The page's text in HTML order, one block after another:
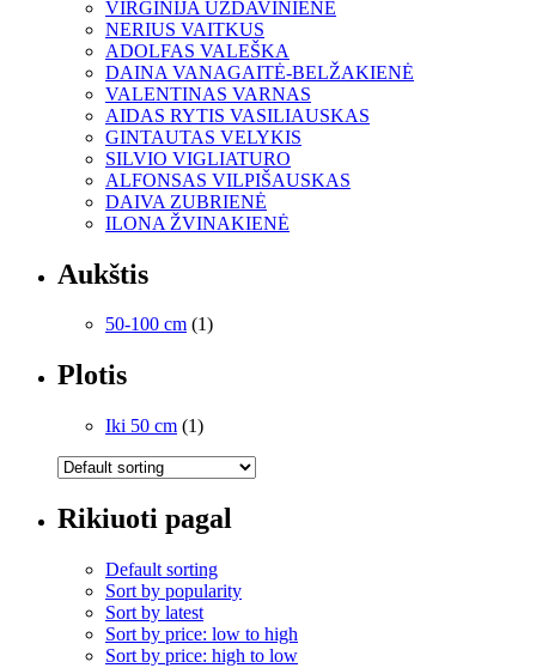
VIRGINIJA UŽDAVINIENĖ
NERIUS VAITKUS
ADOLFAS VALEŠKA
DAINA VANAGAITĖ-BELŽAKIENĖ
VALENTINAS VARNAS
AIDAS RYTIS VASILIAUSKAS
GINTAUTAS VELYKIS
SILVIO VIGLIATURO
ALFONSAS VILPIŠAUSKAS
DAIVA ZUBRIENĖ
ILONA ŽVINAKIENĖ
Aukštis
50-100 cm (1)
Plotis
Iki 50 cm (1)
Rikiuoti pagal
Default sorting
Sort by popularity
Sort by latest
Sort by price: low to high
Sort by price: high to low